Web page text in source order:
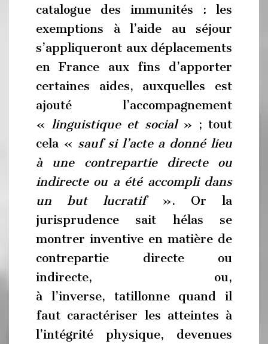
catalogue des immunités : les
exemptions à l’aide au séjour
s’appliqueront aux déplacements
en France aux fins d’apporter
certaines aides, auxquelles est
ajouté l’accompagnement
« linguistique et social» ; tout
cela « sauf si l’acte a donné lieu
à une contrepartie directe ou
indirecte ou a été accompli dans
un but lucratif». Or la
jurisprudence sait hélas se
montrer inventive en matière de
contrepartie directe ou
indirecte, ou,
à l’inverse, tatillonne quand il
faut caractériser les atteintes à
l’intégrité physique, devenues